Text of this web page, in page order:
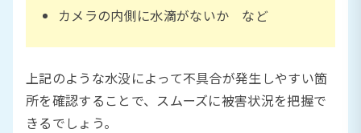
カメラの内側に水滴がないか など
上記のような水没によって不具合が発生しやすい箇
所を確認することで、スムーズに被害状況を把握で
きるでしょう。